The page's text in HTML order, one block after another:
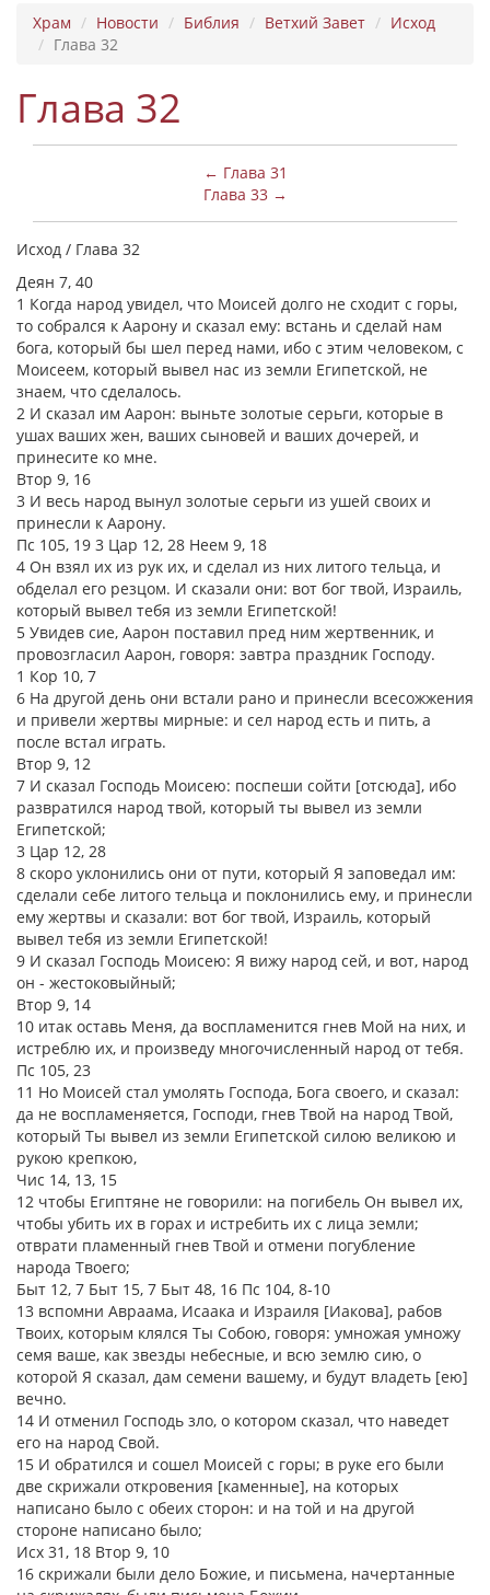
Храм Новости Библия Ветхий Завет
Исход
Глава 32
Глава 32
← Глава 31
Глава 33 →
Исход / Глава 32
Деян 7, 40
1 Когда народ увидел, что Моисей долго не сходит с горы,
то собрался к Аарону и сказал ему: встань и сделай нам
бога, который бы шел перед нами, ибо с этим человеком, с
Моисеем, который вывел нас из земли Египетской, не
знаем, что сделалось.
2 И сказал им Аарон: выньте золотые серьги, которые в
ушах ваших жен, ваших сыновей и ваших дочерей, и
принесите ко мне.
Втор 9, 16
3 И весь народ вынул золотые серьги из ушей своих и
принесли к Аарону.
Пс 105, 19 3 Цар 12, 28 Неем 9, 18
4 Он взял их из рук их, и сделал из них литого тельца, и
обделал его резцом. И сказали они: вот бог твой, Израиль,
который вывел тебя из земли Египетской!
5 Увидев сие, Аарон поставил пред ним жертвенник, и
провозгласил Аарон, говоря: завтра праздник Господу.
1 Кор 10, 7
6 На другой день они встали рано и принесли всесожжения
и привели жертвы мирные: и сел народ есть и пить, а
после встал играть.
Втор 9, 12
7 И сказал Господь Моисею: поспеши сойти [отсюда], ибо
развратился народ твой, который ты вывел из земли
Египетской;
3 Цар 12, 28
8 скоро уклонились они от пути, который Я заповедал им:
сделали себе литого тельца и поклонились ему, и принесли
ему жертвы и сказали: вот бог твой, Израиль, который
вывел тебя из земли Египетской!
9 И сказал Господь Моисею: Я вижу народ сей, и вот, народ
он - жестоковыйный;
Втор 9, 14
10 итак оставь Меня, да воспламенится гнев Мой на них, и
истреблю их, и произведу многочисленный народ от тебя.
Пс 105, 23
11 Но Моисей стал умолять Господа, Бога своего, и сказал:
да не воспламеняется, Господи, гнев Твой на народ Твой,
который Ты вывел из земли Египетской силою великою и
рукою крепкою,
Чис 14, 13, 15
12 чтобы Египтяне не говорили: на погибель Он вывел их,
чтобы убить их в горах и истребить их с лица земли;
отврати пламенный гнев Твой и отмени погубление
народа Твоего;
Быт 12, 7 Быт 15, 7 Быт 48, 16 Пс 104, 8-10
13 вспомни Авраама, Исаака и Израиля [Иакова], рабов
Твоих, которым клялся Ты Собою, говоря: умножая умножу
семя ваше, как звезды небесные, и всю землю сию, о
которой Я сказал, дам семени вашему, и будут владеть [ею]
вечно.
14 И отменил Господь зло, о котором сказал, что наведет
его на народ Свой.
15 И обратился и сошел Моисей с горы; в руке его были
две скрижали откровения [каменные], на которых
написано было с обеих сторон: и на той и на другой
стороне написано было;
Исх 31, 18 Втор 9, 10
16 скрижали были дело Божие, и письмена, начертанные